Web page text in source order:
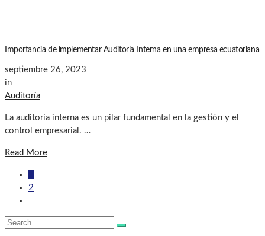
Importancia de implementar Auditoría Interna en una empresa ecuatoriana
septiembre 26, 2023
in
Auditoría
La auditoría interna es un pilar fundamental en la gestión y el
control empresarial. …
Read More
2
Search
Search